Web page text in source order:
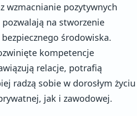
wzmacnianie pozytywnych
pozwalają na stworzenie
środowiska.
kompetencje
relacje, potrafią
radzą sobie w dorosłym życiu
jak i zawodowej.